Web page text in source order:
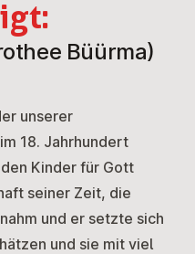
Büürma)
unserer
18. Jahrhundert
Kinder für Gott
seiner Zeit, die
und er setzte sich
und sie mit viel